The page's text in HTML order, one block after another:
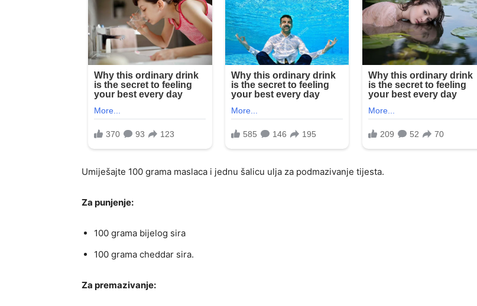
Umiješajte 100 grama maslaca i jednu šalicu ulja za podmazivanje tijesta.
Za punjenje:
100 grama bijelog sira
100 grama cheddar sira.
Za premazivanje: